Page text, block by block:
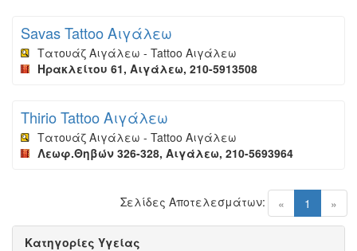
Savas Tattoo Αιγάλεω
Τατουάζ Αιγάλεω - Tattoo Αιγάλεω
Ηρακλείτου 61, Αιγάλεω, 210-5913508
Thirio Tattoo Αιγάλεω
Τατουάζ Αιγάλεω - Tattoo Αιγάλεω
Λεωφ.Θηβών 326-328, Αιγάλεω, 210-5693964
« 1 (current)
»
Σελίδες Αποτελεσμάτων:
Κατηγορίες Υγείας